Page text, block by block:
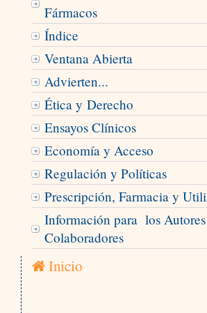
Fármacos
Índice
Ventana Abierta
Advierten...
Ética y Derecho
Ensayos Clínicos
Economía y Acceso
Regulación y Políticas
Prescripción, Farmacia y
Información para los
Colaboradores
Inicio